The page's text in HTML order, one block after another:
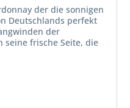
der die sonnigen
Deutschlands perfekt
der
seine frische Seite, die